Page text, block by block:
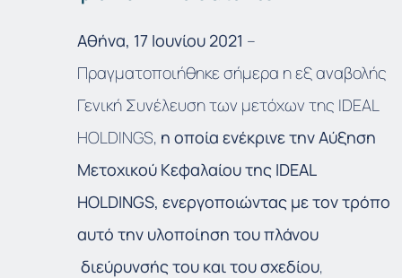
Αθήνα, 17 Ιουνίου 2021 –
Πραγματοποιήθηκε σήμερα η εξ αναβολής
Γενική Συνέλευση των μετόχων της IDEAL
HOLDINGS, η οποία ενέκρινε την Αύξηση
Μετοχικού Κεφαλαίου της IDEAL
HOLDINGS, ενεργοποιώντας με τον τρόπο
αυτό την υλοποίηση του πλάνου
διεύρυνσής του και του σχεδίου,